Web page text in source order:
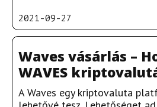
2021-09-27
Waves vásárlás –
WAVES
A Waves egy kriptovaluta